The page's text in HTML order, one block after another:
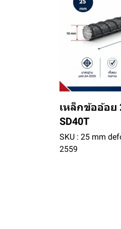
เหล็กข้ออ้อย
SD40T
SKU : 25 mm
2559